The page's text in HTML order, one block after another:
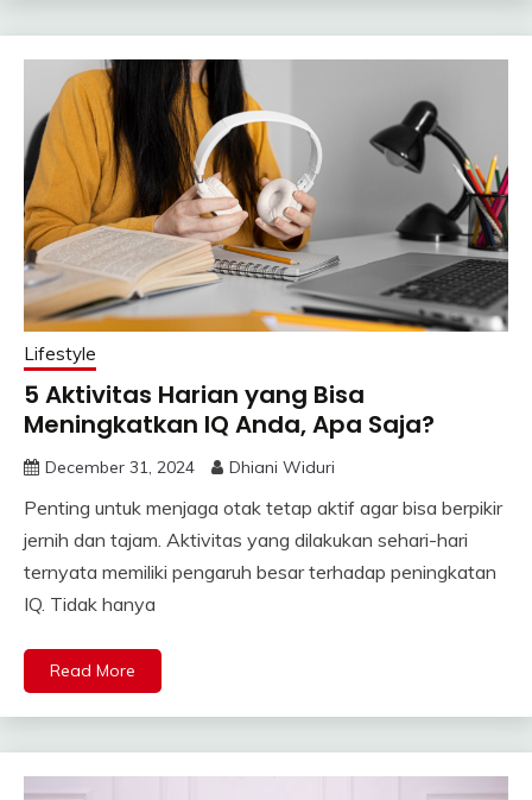
Lifestyle
5 Aktivitas Harian yang Bisa
Meningkatkan IQ Anda, Apa Saja?
December 31, 2024 Dhiani Widuri
Penting untuk menjaga otak tetap aktif agar bisa berpikir
jernih dan tajam. Aktivitas yang dilakukan sehari-hari
ternyata memiliki pengaruh besar terhadap peningkatan
IQ. Tidak hanya
Read More